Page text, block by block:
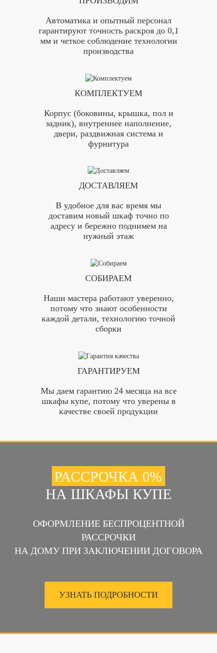
Автоматика и опытный персонал
гарантируют точность раскроя до 0,1
мм и четкое соблюдение технологии
производства
КОМПЛЕКТУЕМ
Корпус (боковины, крышка, пол и
задник), внутреннее наполнение,
двери, раздвижная система и
фурнитура
ДОСТАВЛЯЕМ
В удобное для вас время мы
доставим новый шкаф точно по
адресу и бережно поднимем на
нужный этаж
СОБИРАЕМ
Наши мастера работают уверенно,
потому что знают особенности
каждой детали, технологию точной
сборки
ГАРАНТИРУЕМ
Мы даем гарантию 24 месяца на все
шкафы купе, потому что уверены в
качестве своей продукции
РАССРОЧКА 0%
НА ШКАФЫ КУПЕ
ОФОРМЛЕНИЕ БЕСПРОЦЕНТНОЙ
РАССРОЧКИ
НА ДОМУ ПРИ ЗАКЛЮЧЕНИИ ДОГОВОРА
УЗНАТЬ ПОДРОБНОСТИ